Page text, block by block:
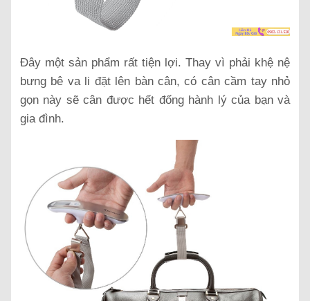
Đây một sản phẩm rất tiện lợi. Thay vì phải khệ nệ
bưng bê va li đặt lên bàn cân, có cân cầm tay nhỏ
gọn này sẽ cân được hết đống hành lý của bạn và
gia đình.